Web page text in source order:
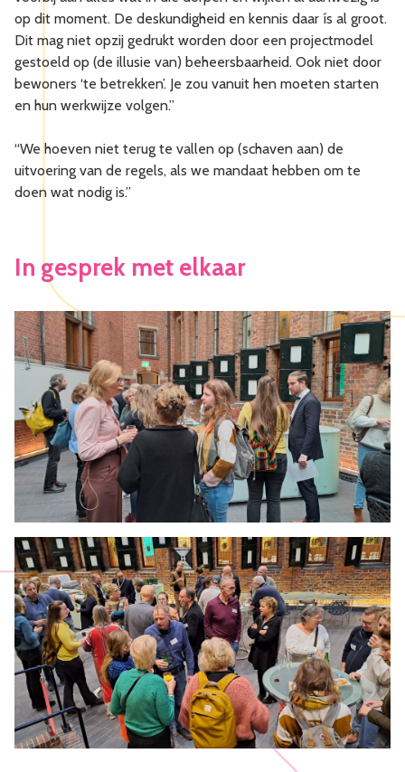
op dit moment. De deskundigheid en kennis daar ís al groot.
Dit mag niet opzij gedrukt worden door een projectmodel
gestoeld op (de illusie van) beheersbaarheid. Ook niet door
bewoners ‘te betrekken’. Je zou vanuit hen moeten starten
en hun werkwijze volgen.”
“We hoeven niet terug te vallen op (schaven aan) de
uitvoering van de regels, als we mandaat hebben om te
doen wat nodig is.”
In gesprek met elkaar